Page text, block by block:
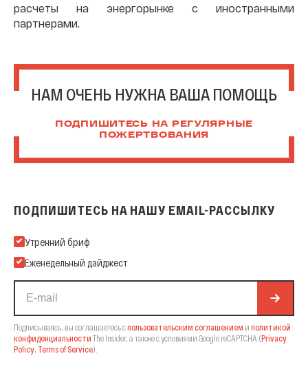
расчеты на энергорынке с иностранными
партнерами.
НАМ ОЧЕНЬ НУЖНА ВАША ПОМОЩЬ
ПОДПИШИТЕСЬ НА РЕГУЛЯРНЫЕ
ПОЖЕРТВОВАНИЯ
ПОДПИШИТЕСЬ НА НАШУ EMAIL-РАССЫЛКУ
Подпишитесь на нашу Email-рассылку
Утренний бриф
Еженедельный дайджест
Подписываясь, вы соглашаетесь спользовательским соглашением и политикой
конфиденциальности The Insider, а также с условиями Google reCAPTCHA (Privacy
Policy Terms of Service).